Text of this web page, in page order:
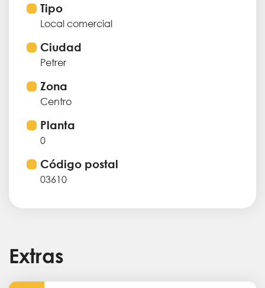
Tipo
Local comercial
Ciudad
Petrer
Zona
Centro
Planta
0
Código postal
03610
Extras